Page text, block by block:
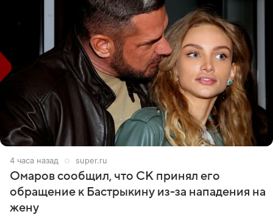
4 часа назад super.ru
Омаров сообщил, что СК принял его
обращение к Бастрыкину из-за нападения на
жену